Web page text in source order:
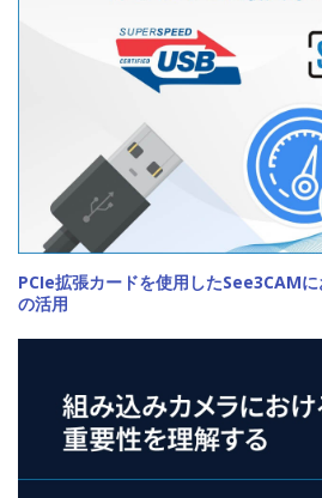
PCIe拡張カードを使用したSee3CAM
の活用